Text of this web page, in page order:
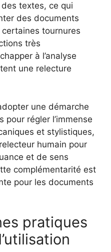
textes, ce qui
des documents
tournures
très
à l’analyse
une relecture
une démarche
pour régler l’immense
et stylistiques,
humain pour
et de sens
complémentarité est
pour les documents
pratiques